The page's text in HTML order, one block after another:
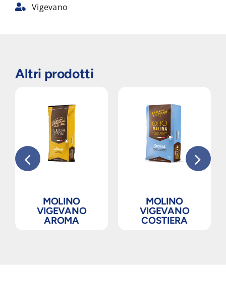
Vigevano
Altri prodotti
MOLINO
VIGEVANO
AROMA
MOLINO
VIGEVANO
COSTIERA